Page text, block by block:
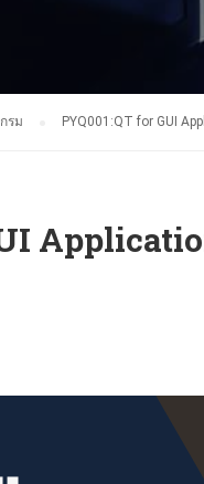
รม PYQ001:QT for GUI